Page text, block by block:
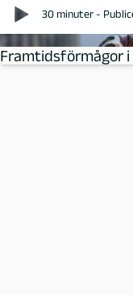
30 minuter -
Framtidsförmågor